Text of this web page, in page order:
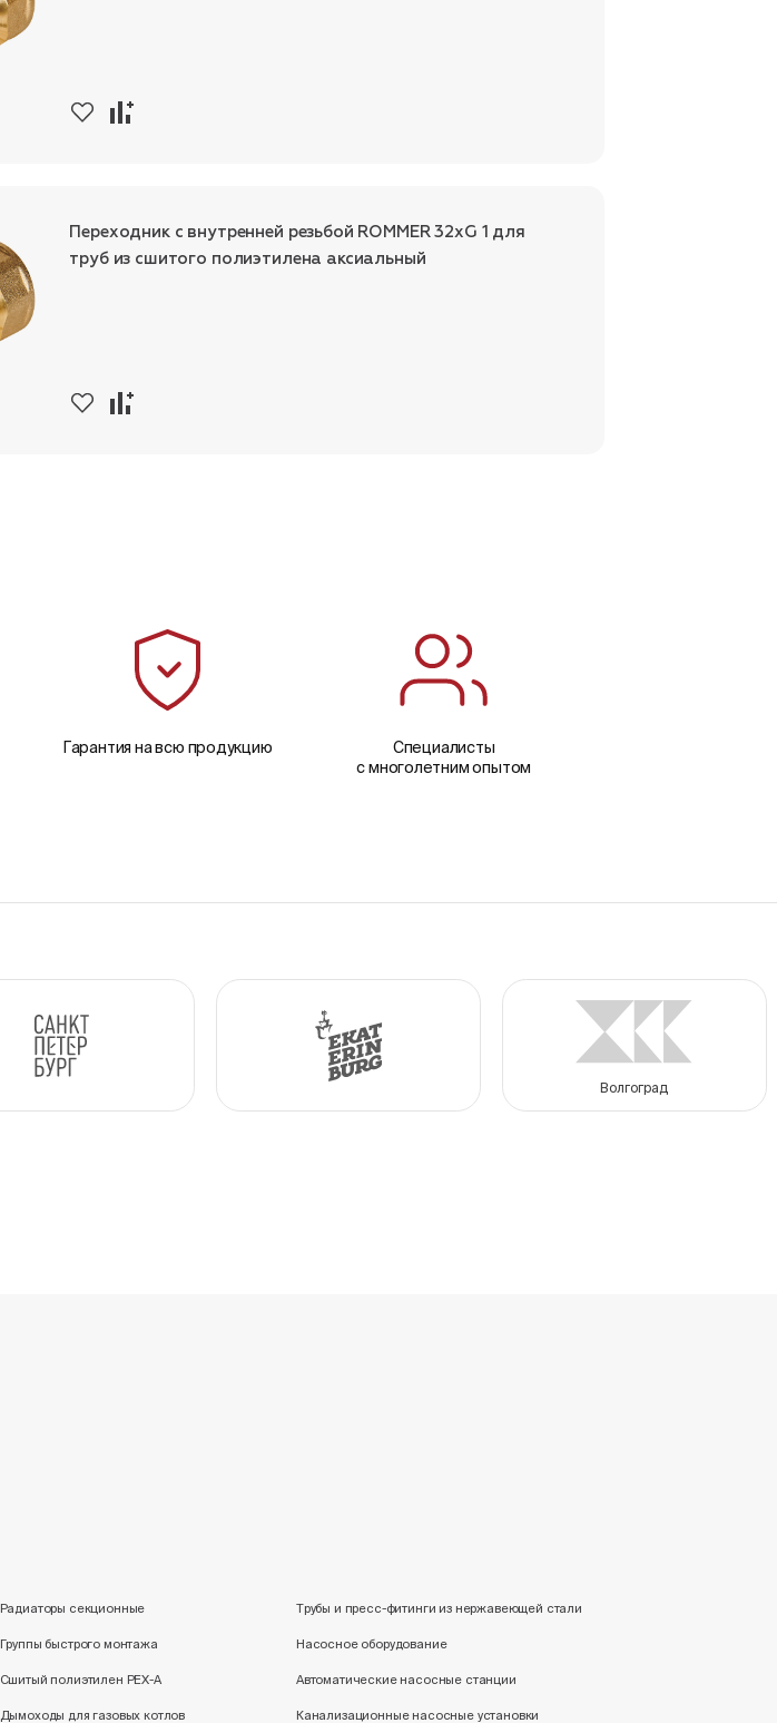
Переходник с внутренней резьбой ROMMER 32xG 1 для
труб из сшитого полиэтилена аксиальный
Гарантия на всю продукцию
Специалисты
с многолетним опытом
Волгоград
Радиаторы секционные
Группы быстрого монтажа
Сшитый полиэтилен PEX-A
Дымоходы для газовых котлов
Трубы и пресс-фитинги из нержавеющей стали
Насосное оборудование
Автоматические насосные станции
Канализационные насосные установки